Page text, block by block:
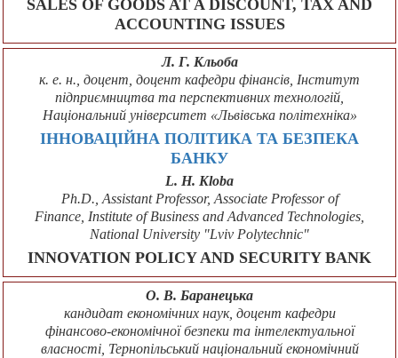
SALES OF GOODS AT A DISCOUNT, TAX AND
ACCOUNTING ISSUES
Л. Г. Кльоба
к. е. н., доцент, доцент кафедри фінансів, Інститут
підприємництва та перспективних технологій,
Національний університет «Львівська політехніка»
ІННОВАЦІЙНА ПОЛІТИКА ТА БЕЗПЕКА
БАНКУ
L. H. Kloba
Ph.D., Assistant Professor, Associate Professor of
Finance, Institute of Business and Advanced Technologies,
National University "Lviv Polytechnic"
INNOVATION POLICY AND SECURITY BANK
О. В. Баранецька
кандидат економічних наук, доцент кафедри
фінансово-економічної безпеки та інтелектуальної
власності, Тернопільський національний економічний